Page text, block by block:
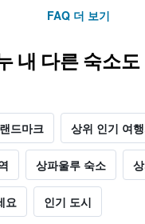
FAQ 더 보기
내 다른 숙소
랜드마크 상위 인기 여
상파울루 숙소
요 인기 도시